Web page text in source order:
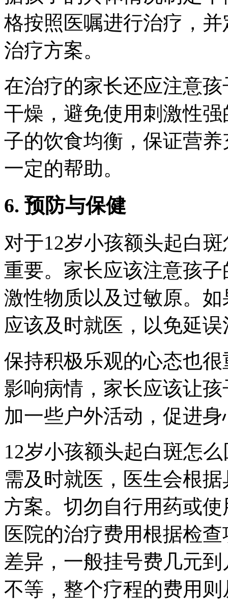
格按照医嘱进行治疗，
治疗方案。
在治疗的家长还应注意
干燥，避免使用刺激性
子的饮食均衡，保证营
一定的帮助。
6. 预防与保健
对于12岁小孩额头起白
重要。家长应该注意孩
激性物质以及过敏原。
应该及时就医，以免延误
保持积极乐观的心态也
影响病情，家长应该让
加一些户外活动，促进
12岁小孩额头起白斑怎
需及时就医，医生会根
方案。切勿自行用药或
医院的治疗费用根据检
差异，一般挂号费几元
不等，整个疗程的费用